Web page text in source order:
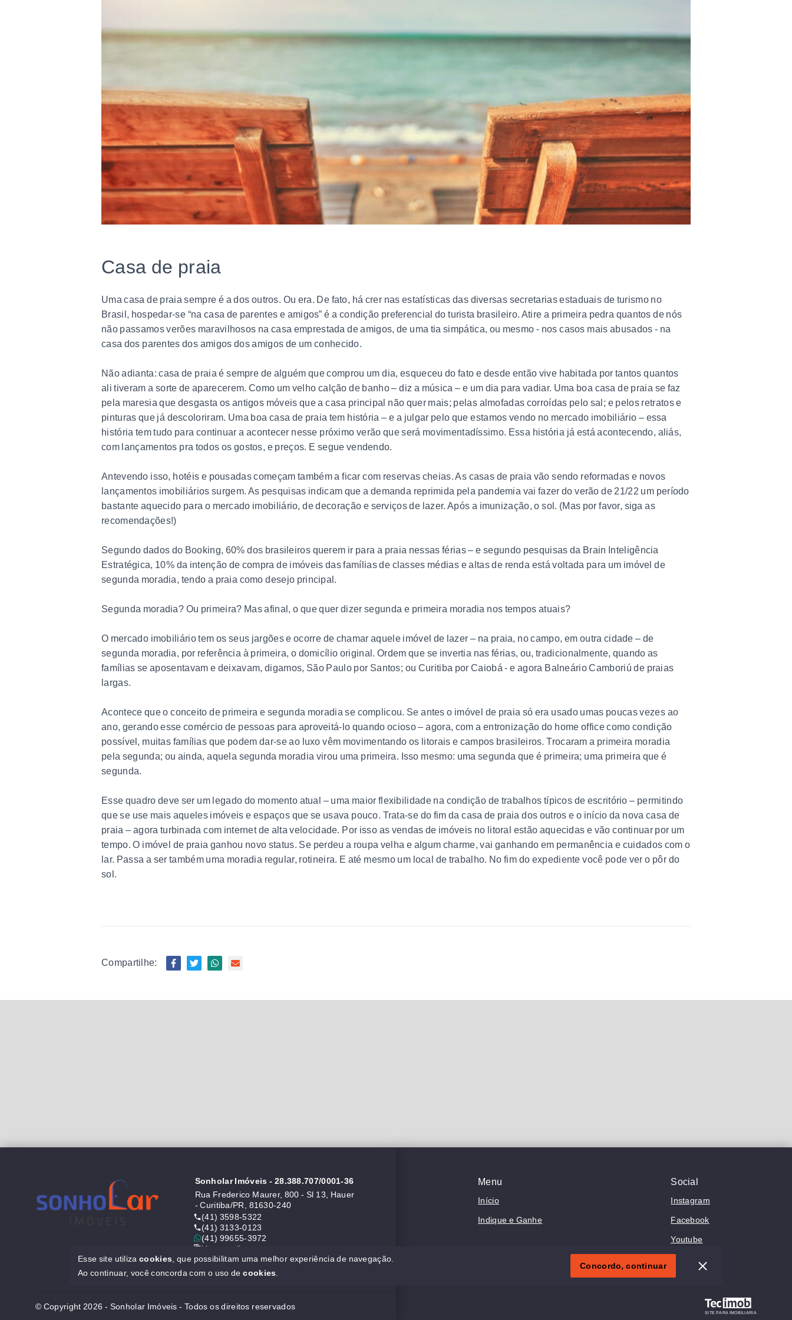
Casa de praia
Uma casa de praia sempre é a dos outros. Ou era. De fato, há crer nas estatísticas das diversas secretarias estaduais de turismo no
Brasil, hospedar-se “na casa de parentes e amigos” é a condição preferencial do turista brasileiro. Atire a primeira pedra quantos de nós
não passamos verões maravilhosos na casa emprestada de amigos, de uma tia simpática, ou mesmo - nos casos mais abusados - na
casa dos parentes dos amigos dos amigos de um conhecido.
Não adianta: casa de praia é sempre de alguém que comprou um dia, esqueceu do fato e desde então vive habitada por tantos quantos
ali tiveram a sorte de aparecerem. Como um velho calção de banho – diz a música – e um dia para vadiar. Uma boa casa de praia se faz
pela maresia que desgasta os antigos móveis que a casa principal não quer mais; pelas almofadas corroídas pelo sal; e pelos retratos e
pinturas que já descoloriram. Uma boa casa de praia tem história – e a julgar pelo que estamos vendo no mercado imobiliário – essa
história tem tudo para continuar a acontecer nesse próximo verão que será movimentadíssimo. Essa história já está acontecendo, aliás,
com lançamentos pra todos os gostos, e preços. E segue vendendo.
Antevendo isso, hotéis e pousadas começam também a ficar com reservas cheias. As casas de praia vão sendo reformadas e novos
lançamentos imobiliários surgem. As pesquisas indicam que a demanda reprimida pela pandemia vai fazer do verão de 21/22 um período
bastante aquecido para o mercado imobiliário, de decoração e serviços de lazer. Após a imunização, o sol. (Mas por favor, siga as
recomendações!)
Segundo dados do Booking, 60% dos brasileiros querem ir para a praia nessas férias – e segundo pesquisas da Brain Inteligência
Estratégica, 10% da intenção de compra de imóveis das famílias de classes médias e altas de renda está voltada para um imóvel de
segunda moradia, tendo a praia como desejo principal.
Segunda moradia? Ou primeira? Mas afinal, o que quer dizer segunda e primeira moradia nos tempos atuais?
O mercado imobiliário tem os seus jargões e ocorre de chamar aquele imóvel de lazer – na praia, no campo, em outra cidade – de
segunda moradia, por referência à primeira, o domicílio original. Ordem que se invertia nas férias, ou, tradicionalmente, quando as
famílias se aposentavam e deixavam, digamos, São Paulo por Santos; ou Curitiba por Caiobá - e agora Balneário Camboriú de praias
largas.
Acontece que o conceito de primeira e segunda moradia se complicou. Se antes o imóvel de praia só era usado umas poucas vezes ao
ano, gerando esse comércio de pessoas para aproveitá-lo quando ocioso – agora, com a entronização do home office como condição
possível, muitas famílias que podem dar-se ao luxo vêm movimentando os litorais e campos brasileiros. Trocaram a primeira moradia
pela segunda; ou ainda, aquela segunda moradia virou uma primeira. Isso mesmo: uma segunda que é primeira; uma primeira que é
segunda.
Esse quadro deve ser um legado do momento atual – uma maior flexibilidade na condição de trabalhos típicos de escritório – permitindo
que se use mais aqueles imóveis e espaços que se usava pouco. Trata-se do fim da casa de praia dos outros e o início da nova casa de
praia – agora turbinada com internet de alta velocidade. Por isso as vendas de imóveis no litoral estão aquecidas e vão continuar por um
tempo. O imóvel de praia ganhou novo status. Se perdeu a roupa velha e algum charme, vai ganhando em permanência e cuidados com o
lar. Passa a ser também uma moradia regular, rotineira. E até mesmo um local de trabalho. No fim do expediente você pode ver o pôr do
sol.
Compartilhe:
Menu
Início
Indique e Ganhe
Social
Instagram
Facebook
Youtube
SITE PARA IMOBILIARIA
Sonholar Imóveis - 28.388.707/0001-36
Rua Frederico Maurer, 800 - Sl 13, Hauer
- Curitiba/PR, 81630-240
(41) 3598-5322
(41) 3133-0123
(41) 99655-3972
Ver e-mail
CRECI J6646
© Copyright 2026 - Sonholar Imóveis - Todos os direitos reservados
Esse site utilizacookies , que possibilitam uma melhor experiência de navegação.
Ao continuar, você concorda com o uso decookies
Concordo, continuar